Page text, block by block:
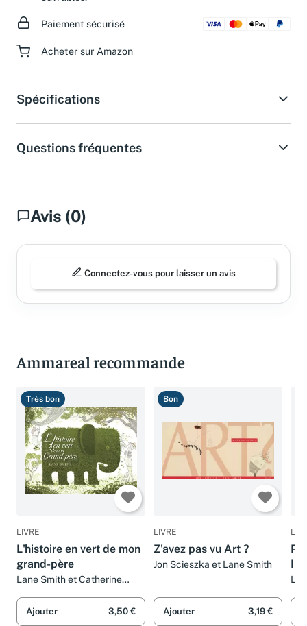
Paiement sécurisé
Acheter sur Amazon
Spécifications
Questions fréquentes
Avis (0)
Connectez-vous pour laisser un avis
Ammareal recommande
Très bon
LIVRE
L'histoire en vert de mon
grand-père
Lane Smith et Catherine
Ajouter 3,50 €
Bon
LIVRE
Z'avez pas vu Art ?
Jon Scieszka et Lane Smith
Ajouter 3,19 €